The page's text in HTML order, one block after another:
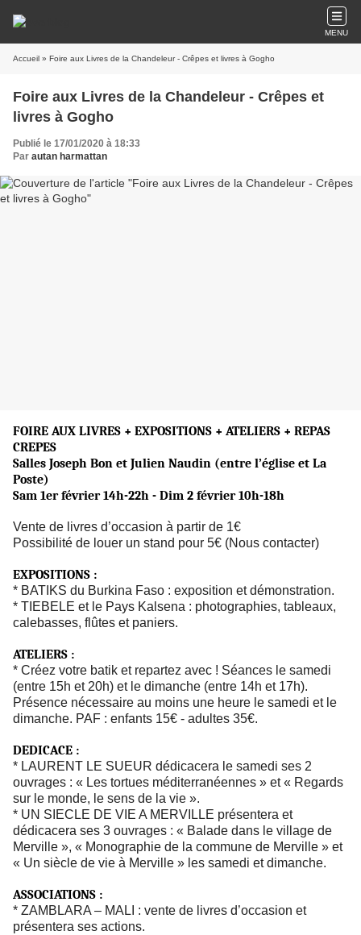
MENU
Accueil » Foire aux Livres de la Chandeleur - Crêpes et livres à Gogho
Foire aux Livres de la Chandeleur - Crêpes et
livres à Gogho
Publié le 17/01/2020 à 18:33
Par autan harmattan
FOIRE AUX LIVRES + EXPOSITIONS + ATELIERS + REPAS
CREPES
Salles Joseph Bon et Julien Naudin (entre l’église et La
Poste)
Sam 1er février 14h-22h - Dim 2 février 10h-18h
Vente de livres d’occasion à partir de 1€
Possibilité de louer un stand pour 5€ (Nous contacter)
EXPOSITIONS :
* BATIKS du Burkina Faso : exposition et démonstration.
* TIEBELE et le Pays Kalsena : photographies, tableaux,
calebasses, flûtes et paniers.
ATELIERS :
* Créez votre batik et repartez avec ! Séances le samedi
(entre 15h et 20h) et le dimanche (entre 14h et 17h).
Présence nécessaire au moins une heure le samedi et le
dimanche. PAF : enfants 15€ - adultes 35€.
DEDICACE :
* LAURENT LE SUEUR dédicacera le samedi ses 2
ouvrages : « Les tortues méditerranéennes » et « Regards
sur le monde, le sens de la vie ».
* UN SIECLE DE VIE A MERVILLE présentera et
dédicacera ses 3 ouvrages : « Balade dans le village de
Merville », « Monographie de la commune de Merville » et
« Un siècle de vie à Merville » les samedi et dimanche.
ASSOCIATIONS :
* ZAMBLARA – MALI : vente de livres d’occasion et
présentera ses actions.